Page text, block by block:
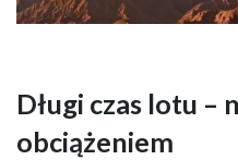
Długi czas lotu –
obciążeniem